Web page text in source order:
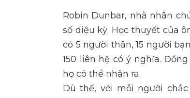
Robin Dunbar, nhà nhân
số diệu kỳ. Học thuyết của
có 5 người thân, 15 người
150 liên hệ có ý nghĩa.
họ có thể nhận ra.
Dù thế, với mỗi người